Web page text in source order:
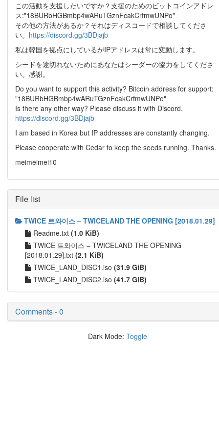
この活動を支援したいですか？支援のためのビットコインアドレ
ス:"18BURbHGBmbp4wARuTGznFcakCrfmwUNPo"
その他の方法があるか？それはディスコードで相談してくださ
い。 https://discord.gg/3BDjajb
私は韓国を拠点にしているがIPアドレスは常に変動します。
シードを途切れないためにあなたはシーダーの協力をしてくださ
い。感謝。
Do you want to support this activity? Bitcoin address for support:
"18BURbHGBmbp4wARuTGznFcakCrfmwUNPo"
Is there any other way? Please discuss it with Discord.
https://discord.gg/3BDjajb
I am based in Korea but IP addresses are constantly changing.
Please cooperate with Cedar to keep the seeds running. Thanks.
meimeimei10
File list
TWICE 트와이스 – TWICELAND THE OPENING [2018.01.29]
Readme.txt (1.0 KiB)
TWICE 트와이스 – TWICELAND THE OPENING
[2018.01.29].txt (2.1 KiB)
TWICE_LAND_DISC1.iso (31.9 GiB)
TWICE_LAND_DISC2.iso (41.7 GiB)
Comments - 0
Dark Mode: Toggle